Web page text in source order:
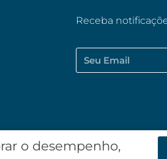
Receba
o desempenho,